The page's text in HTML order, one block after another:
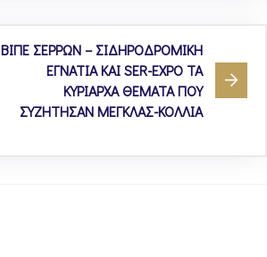
ΒΙΠΕ ΣΕΡΡΩΝ – ΣΙΔΗΡΟΔΡΟΜΙΚΗ
ΕΓΝΑΤΙΑ ΚΑΙ SER-EXPO ΤΑ
ΚΥΡΙΑΡΧΑ ΘΕΜΑΤΑ ΠΟΥ
ΣΥΖΗΤΗΣΑΝ ΜΕΓΚΛΑΣ-ΚΟΛΛΙΑ